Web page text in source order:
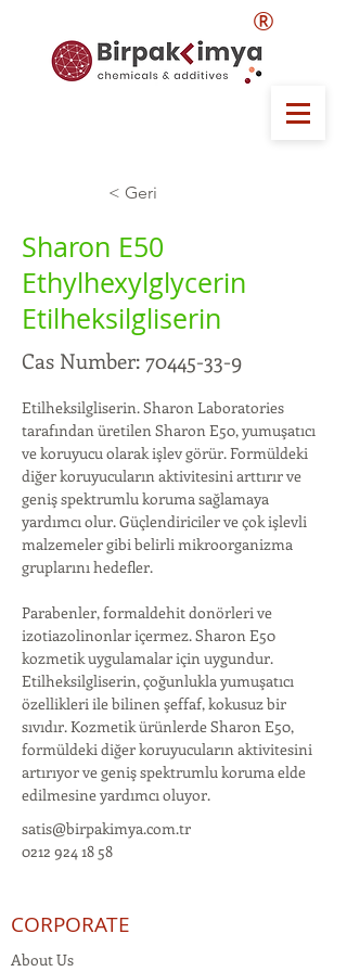
®
< Geri
Sharon E50
Ethylhexylglycerin
Etilheksilgliserin
Cas Number: 70445-33-9
Etilheksilgliserin. Sharon Laboratories
tarafından üretilen Sharon E50, yumuşatıcı
ve koruyucu olarak işlev görür. Formüldeki
diğer koruyucuların aktivitesini arttırır ve
geniş spektrumlu koruma sağlamaya
yardımcı olur. Güçlendiriciler ve çok işlevli
malzemeler gibi belirli mikroorganizma
gruplarını hedefler.
Parabenler, formaldehit donörleri ve
izotiazolinonlar içermez. Sharon E50
kozmetik uygulamalar için uygundur.
Etilheksilgliserin, çoğunlukla yumuşatıcı
özellikleri ile bilinen şeffaf, kokusuz bir
sıvıdır. Kozmetik ürünlerde Sharon E50,
formüldeki diğer koruyucuların aktivitesini
artırıyor ve geniş spektrumlu koruma elde
edilmesine yardımcı oluyor.
satis@birpakimya.com.tr
0212 924 18 58
CORPORATE
About Us